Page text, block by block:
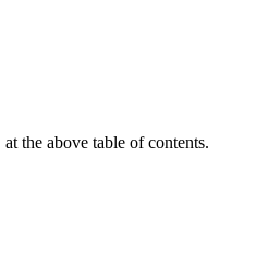
at the above table of contents.